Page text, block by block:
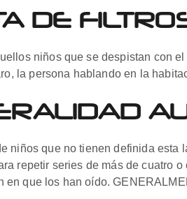
DE
niños que se despistan con el
la persona hablando en la
niños que no tienen definida
repetir series de más de cuatro
en que los han oído.